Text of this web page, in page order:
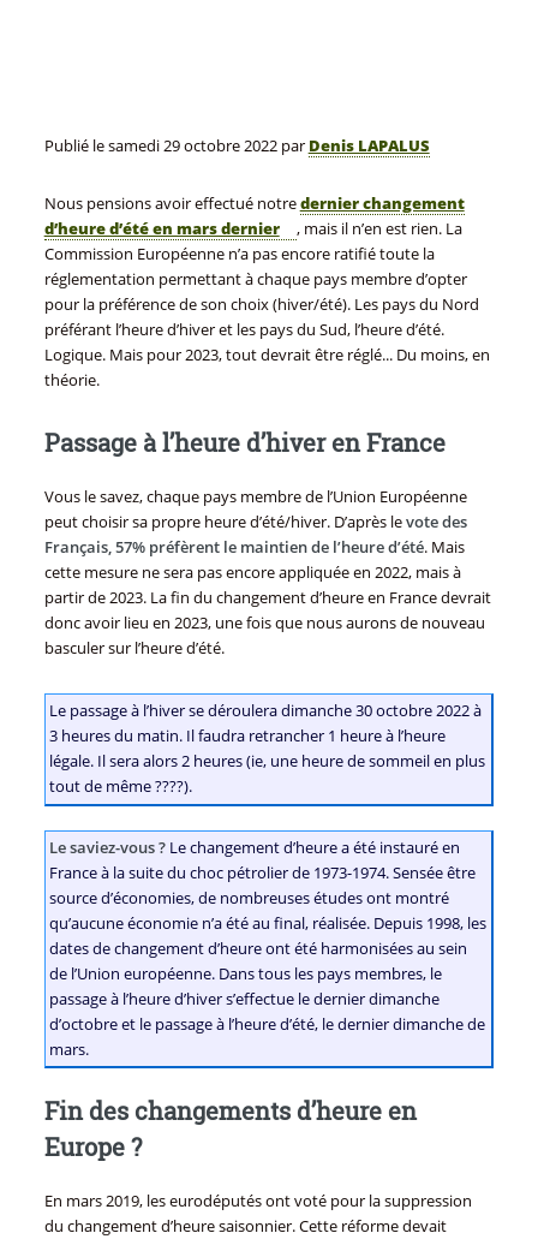
Publié lesamedi 29 octobre 2022par Denis LAPALUS
Nous pensions avoir effectué notredernier changement
d’heure d’été en mars dernier
, mais il n’en est rien. La
Commission Européenne n’a pas encore ratifié toute la
réglementation permettant à chaque pays membre d’opter
pour la préférence de son choix (hiver/été). Les pays du Nord
préférant l’heure d’hiver et les pays du Sud, l’heure d’été.
Logique. Mais pour 2023, tout devrait être réglé... Du moins, en
théorie.
Passage à l’heure d’hiver en France
Vous le savez, chaque pays membre de l’Union Européenne
peut choisir sa propre heure d’été/hiver. D’après levote des
Français, 57% préfèrent le maintien de l’heure d’été. Mais
cette mesure ne sera pas encore appliquée en 2022, mais à
partir de 2023. La fin du changement d’heure en France devrait
donc avoir lieu en 2023, une fois que nous aurons de nouveau
basculer sur l’heure d’été.
Le passage à l’hiver se déroulera dimanche 30 octobre 2022 à
3 heures du matin. Il faudra retrancher 1 heure à l’heure
légale. Il sera alors 2 heures (ie, une heure de sommeil en plus
tout de même ????).
Le saviez-vous ?Le changement d’heure a été instauré en
France à la suite du choc pétrolier de 1973-1974. Sensée être
source d’économies, de nombreuses études ont montré
qu’aucune économie n’a été au final, réalisée. Depuis 1998, les
dates de changement d’heure ont été harmonisées au sein
de l’Union européenne. Dans tous les pays membres, le
passage à l’heure d’hiver s’effectue le dernier dimanche
d’octobre et le passage à l’heure d’été, le dernier dimanche de
mars.
Fin des changements d’heure en
Europe ?
En mars 2019, les eurodéputés ont voté pour la suppression
du changement d’heure saisonnier. Cette réforme devait